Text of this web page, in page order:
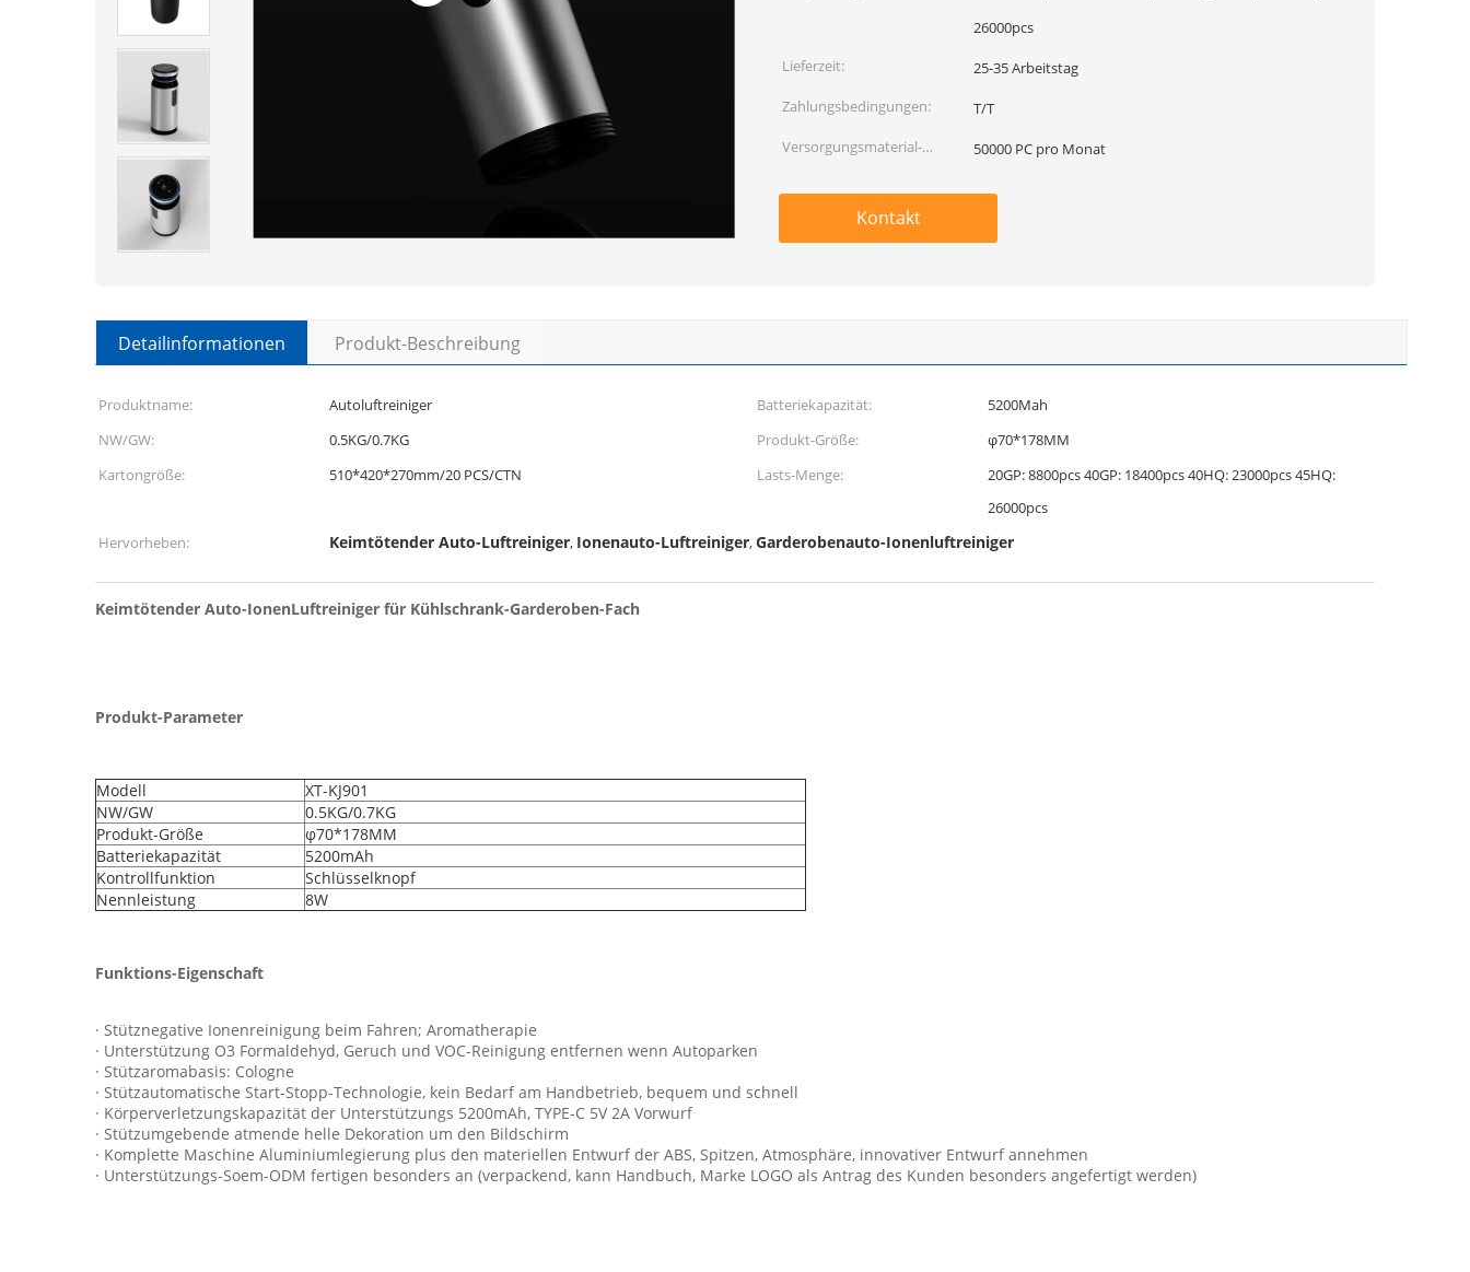
26000pcs
Lieferzeit:
25-35 Arbeitstag
Zahlungsbedingungen:
T/T
Versorgungsmaterial-
50000 PC pro Monat
Kontakt
Detailinformationen Produkt-Beschreibung
Produktname: Autoluftreiniger Batteriekapazität:
5200Mah
NW/GW:
0.5KG/0.7KG Produkt-Größe:
φ70*178MM
Kartongröße:
510*420*270mm/20 PCS/CTN Lasts-Menge:
20GP: 8800pcs 40GP: 18400pcs 40HQ: 23000pcs 45HQ:
26000pcs
Hervorheben:
Keimtötender Auto-Luftreiniger, Ionenauto-Luftreiniger,Garderobenauto-Ionenluftreiniger
Keimtötender Auto-IonenLuftreiniger für Kühlschrank-Garderoben-Fach
Produkt-Parameter
Modell
XT-KJ901
NW/GW
0.5KG/0.7KG
Produkt-Größe
φ70*178MM
Batteriekapazität
5200mAh
Kontrollfunktion
Schlüsselknopf
Nennleistung
8W
Funktions-Eigenschaft
· Stütznegative Ionenreinigung beim Fahren; Aromatherapie
· Unterstützung O3 Formaldehyd, Geruch und VOC-Reinigung entfernen wenn Autoparken
· Stützaromabasis: Cologne
· Stützautomatische Start-Stopp-Technologie, kein Bedarf am Handbetrieb, bequem und schnell
· Körperverletzungskapazität der Unterstützungs 5200mAh, TYPE-C 5V 2A Vorwurf
· Stützumgebende atmende helle Dekoration um den Bildschirm
· Komplette Maschine Aluminiumlegierung plus den materiellen Entwurf der ABS, Spitzen, Atmosphäre, innovativer Entwurf annehmen
· Unterstützungs-Soem-ODM fertigen besonders an (verpackend, kann Handbuch, Marke LOGO als Antrag des Kunden besonders angefertigt werden)